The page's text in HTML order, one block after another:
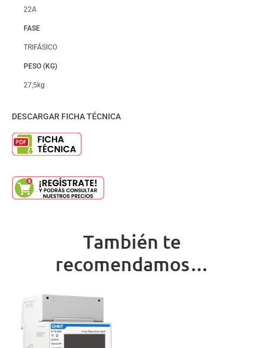
22A
FASE
TRIFÁSICO
PESO (KG)
27,5kg
DESCARGAR FICHA TÉCNICA
También te
recomendamos…